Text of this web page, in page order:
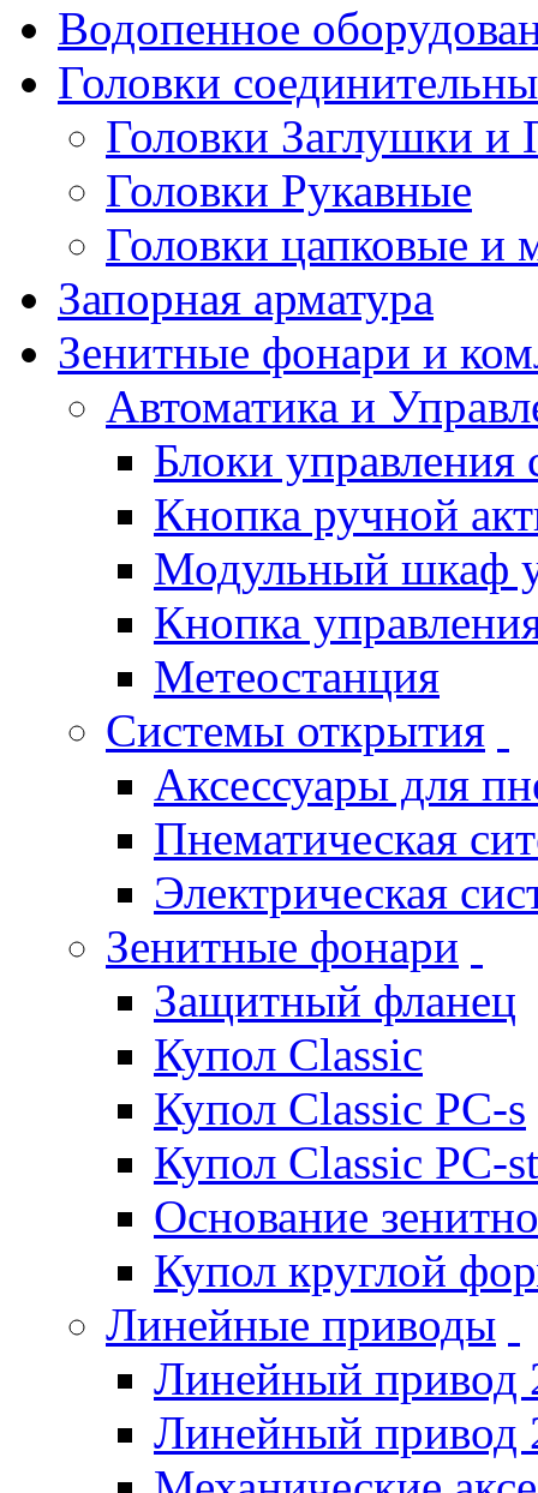
Водопенное
Головки
Головки Заглушки и
Головки Рукавные
Головки цапковые и
Запорная арматура
Зенитные фонари и
Автоматика и
Блоки
Кнопка ручной
Модульный шкаф
Кнопка
Метеостанция
Системы открытия
Аксессуары для
Пнематическая
Электрическая
Зенитные фонари
Защитный фланец
Купол Classic
Купол Classic PC-s
Купол Classic PC-st
Основание
Купол круглой
Линейные приводы
Линейный привод
Линейный привод